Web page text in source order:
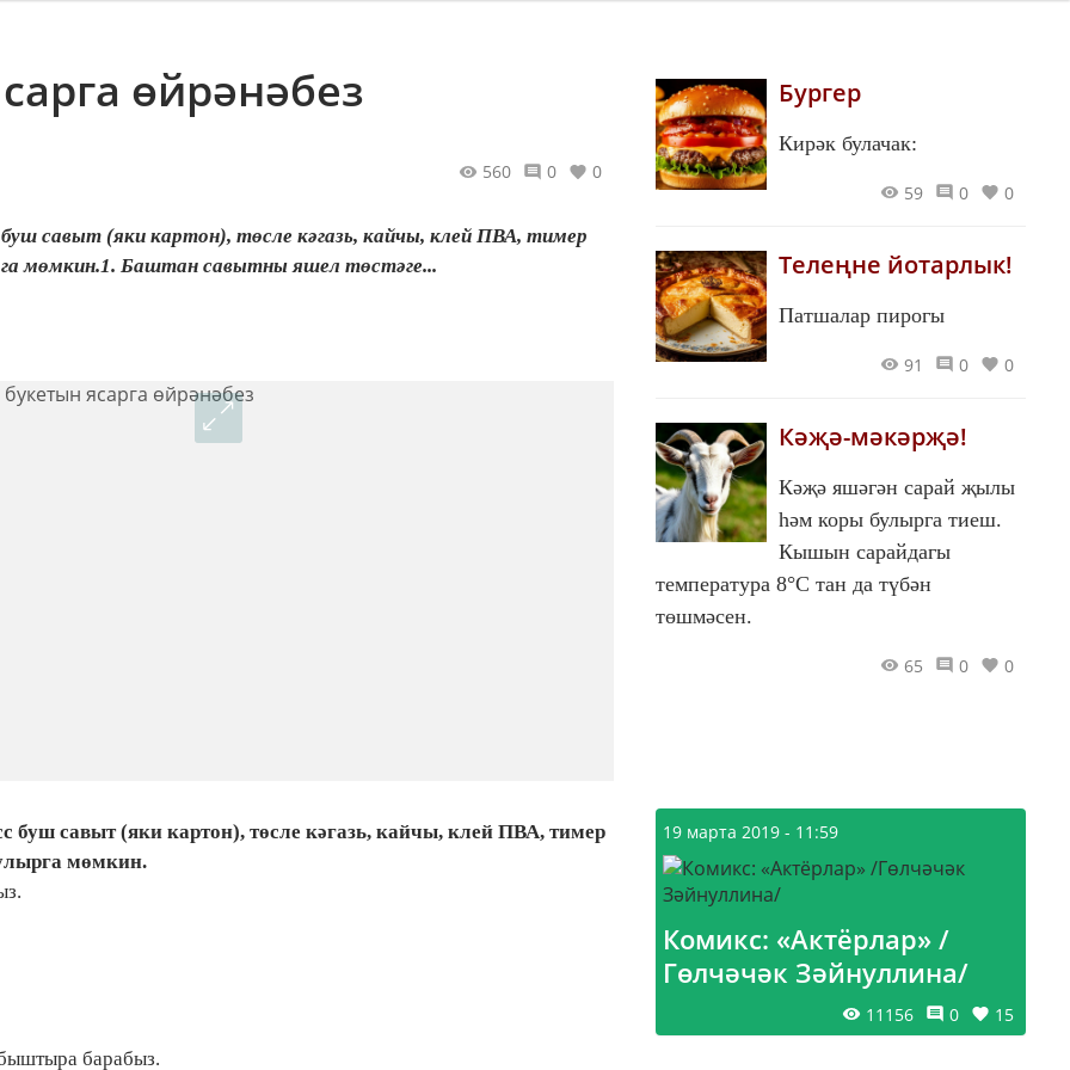
өйрәнәбез
560 0 0
савыт (яки картон), төсле кәгазь, кайчы, клей ПВА, тимер
мөмкин.1. Баштан савытны яшел төстәге...
буш савыт (яки картон), төсле кәгазь, кайчы, клей ПВА, тимер
мөмкин.
барабыз.
Бургер
Кирәк булачак:
59 0 0
Телеңне йотарлык!
Патшалар пирогы
91 0 0
Кәҗә-мәкәрҗә!
Кәҗә яшәгән сарай җылы
һәм коры булырга тиеш.
Кышын сарайдагы
температура 8°С тан да түбән
төшмәсен.
65 0 0
19 марта 2019 - 11:59
Комикс: «Актёрлар» /
Гөлчәчәк Зәйнуллина/
11156 0 15